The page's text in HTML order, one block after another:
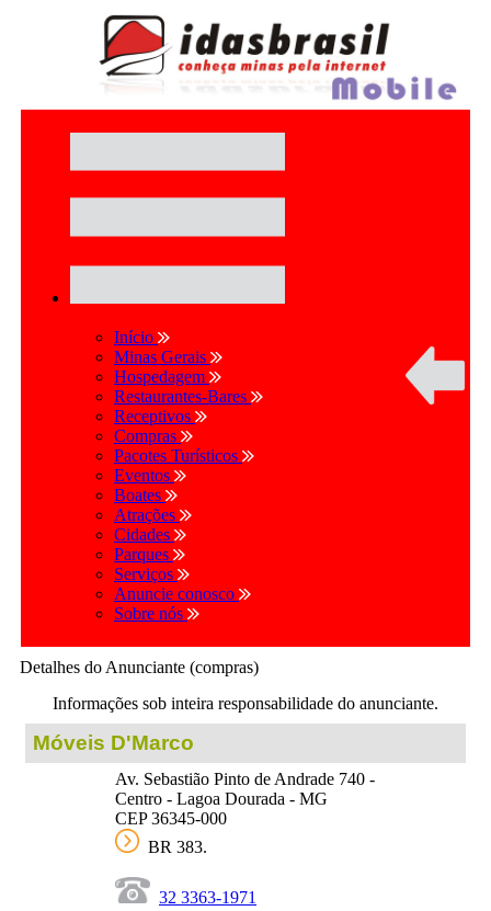
Início
Minas Gerais
Hospedagem
Restaurantes-Bares
Receptivos
Compras
Pacotes Turísticos
Eventos
Boates
Atrações
Cidades
Parques
Serviços
Anuncie conosco
Sobre nós
Detalhes do Anunciante (compras)
Informações sob inteira responsabilidade do anunciante.
Móveis D'Marco
Av. Sebastião Pinto de Andrade 740 -
Centro - Lagoa Dourada - MG
CEP 36345-000
BR 383.
32 3363-1971